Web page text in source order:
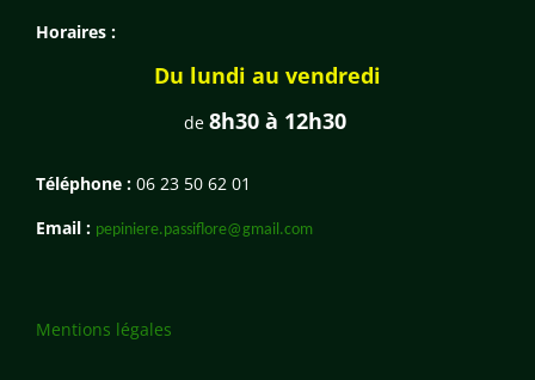
Horaires :
Du lundi au vendredi
de 8h30 à 12h30
Téléphone : 06 23 50 62 01
Email : pepiniere.passiflore@gmail.com
Mentions légales